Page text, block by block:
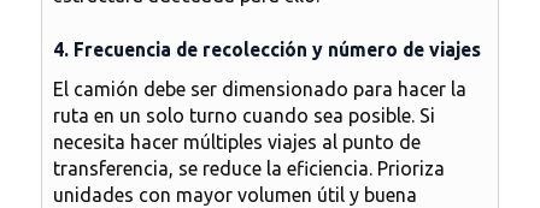
4. Frecuencia de recolección y número de viajes
El camión debe ser dimensionado para hacer la
ruta en un solo turno cuando sea posible. Si
necesita hacer múltiples viajes al punto de
transferencia, se reduce la eficiencia. Prioriza
unidades con mayor volumen útil y buena